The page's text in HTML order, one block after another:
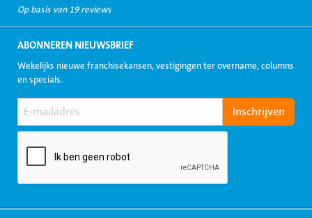
Op basis van 19 reviews
ABONNEREN NIEUWSBRIEF
Wekelijks nieuwe franchisekansen, vestigingen ter overname, columns
en specials.